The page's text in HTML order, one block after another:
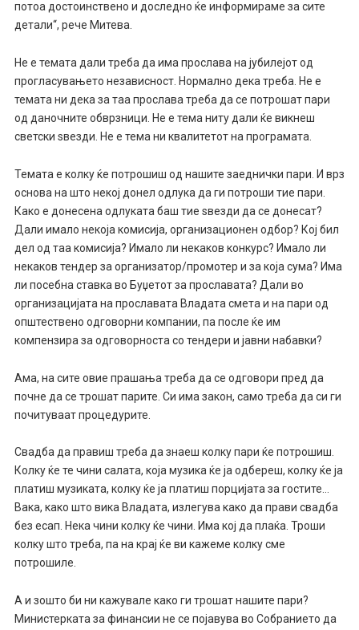
потоа достоинствено и доследно ќе информираме за сите
детали“, рече Митева.
Не е темата дали треба да има прослава на јубилејот од
прогласувањето независност. Нормално дека треба. Не е
темата ни дека за таа прослава треба да се потрошат пари
од даночните обврзници. Не е тема ниту дали ќе викнеш
светски ѕвезди. Не е тема ни квалитетот на програмата.
Темата е колку ќе потрошиш од нашите заеднички пари. И врз
основа на што некој донел одлука да ги потроши тие пари.
Како е донесена одлуката баш тие ѕвезди да се донесат?
Дали имало некоја комисија, организационен одбор? Кој бил
дел од таа комисија? Имало ли некаков конкурс? Имало ли
некаков тендер за организатор/промотер и за која сума? Има
ли посебна ставка во Буџетот за прославата? Дали во
организацијата на прославата Владата смета и на пари од
општествено одговорни компании, па после ќе им
компензира за одговорноста со тендери и јавни набавки?
Ама, на сите овие прашања треба да се одговори пред да
почне да се трошат парите. Си има закон, само треба да си ги
почитуваат процедурите.
Свадба да правиш треба да знаеш колку пари ќе потрошиш.
Колку ќе те чини салата, која музика ќе ја одбереш, колку ќе ја
платиш музиката, колку ќе ја платиш порцијата за гостите…
Вака, како што вика Владата, излегува како да прави свадба
без есап. Нека чини колку ќе чини. Има кој да плаќа. Троши
колку што треба, па на крај ќе ви кажеме колку сме
потрошиле.
А и зошто би ни кажувале како ги трошат нашите пари?
Министерката за финансии не се појавува во Собранието да